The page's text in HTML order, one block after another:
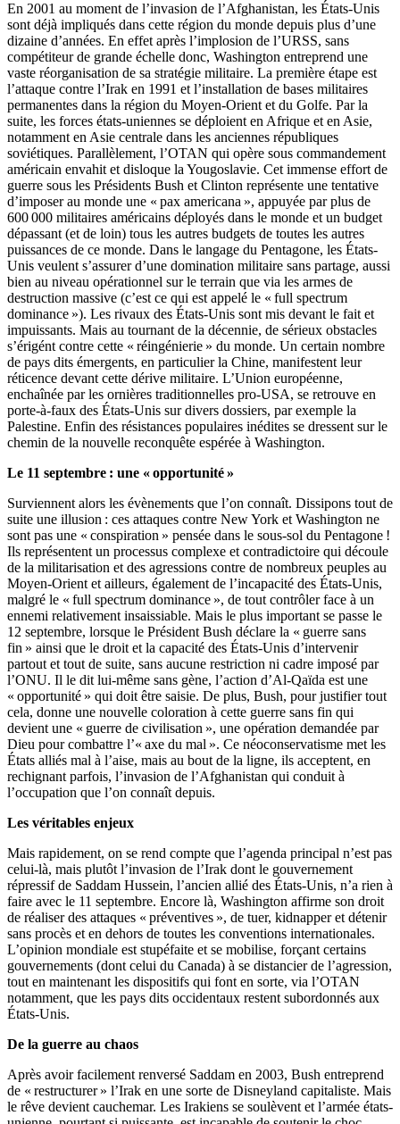
En 2001 au moment de l’invasion de l’Afghanistan, les États-Unis
sont déjà impliqués dans cette région du monde depuis plus d’une
dizaine d’années. En effet après l’implosion de l’URSS, sans
compétiteur de grande échelle donc, Washington entreprend une
vaste réorganisation de sa stratégie militaire. La première étape est
l’attaque contre l’Irak en 1991 et l’installation de bases militaires
permanentes dans la région du Moyen-Orient et du Golfe. Par la
suite, les forces états-uniennes se déploient en Afrique et en Asie,
notamment en Asie centrale dans les anciennes républiques
soviétiques. Parallèlement, l’OTAN qui opère sous commandement
américain envahit et disloque la Yougoslavie. Cet immense effort de
guerre sous les Présidents Bush et Clinton représente une tentative
d’imposer au monde une « pax americana », appuyée par plus de
600 000 militaires américains déployés dans le monde et un budget
dépassant (et de loin) tous les autres budgets de toutes les autres
puissances de ce monde. Dans le langage du Pentagone, les États-
Unis veulent s’assurer d’une domination militaire sans partage, aussi
bien au niveau opérationnel sur le terrain que via les armes de
destruction massive (c’est ce qui est appelé le « full spectrum
dominance »). Les rivaux des États-Unis sont mis devant le fait et
impuissants. Mais au tournant de la décennie, de sérieux obstacles
s’érigént contre cette « réingénierie » du monde. Un certain nombre
de pays dits émergents, en particulier la Chine, manifestent leur
réticence devant cette dérive militaire. L’Union européenne,
enchaînée par les ornières traditionnelles pro-USA, se retrouve en
porte-à-faux des États-Unis sur divers dossiers, par exemple la
Palestine. Enfin des résistances populaires inédites se dressent sur le
chemin de la nouvelle reconquête espérée à Washington.
Le 11 septembre : une « opportunité »
Surviennent alors les évènements que l’on connaît. Dissipons tout de
suite une illusion : ces attaques contre New York et Washington ne
sont pas une « conspiration » pensée dans le sous-sol du Pentagone !
Ils représentent un processus complexe et contradictoire qui découle
de la militarisation et des agressions contre de nombreux peuples au
Moyen-Orient et ailleurs, également de l’incapacité des États-Unis,
malgré le « full spectrum dominance », de tout contrôler face à un
ennemi relativement insaissiable. Mais le plus important se passe le
12 septembre, lorsque le Président Bush déclare la « guerre sans
fin » ainsi que le droit et la capacité des États-Unis d’intervenir
partout et tout de suite, sans aucune restriction ni cadre imposé par
l’ONU. Il le dit lui-même sans gène, l’action d’Al-Qaïda est une
« opportunité » qui doit être saisie. De plus, Bush, pour justifier tout
cela, donne une nouvelle coloration à cette guerre sans fin qui
devient une « guerre de civilisation », une opération demandée par
Dieu pour combattre l’« axe du mal ». Ce néoconservatisme met les
États alliés mal à l’aise, mais au bout de la ligne, ils acceptent, en
rechignant parfois, l’invasion de l’Afghanistan qui conduit à
l’occupation que l’on connaît depuis.
Les véritables enjeux
Mais rapidement, on se rend compte que l’agenda principal n’est pas
celui-là, mais plutôt l’invasion de l’Irak dont le gouvernement
répressif de Saddam Hussein, l’ancien allié des États-Unis, n’a rien à
faire avec le 11 septembre. Encore là, Washington affirme son droit
de réaliser des attaques « préventives », de tuer, kidnapper et détenir
sans procès et en dehors de toutes les conventions internationales.
L’opinion mondiale est stupéfaite et se mobilise, forçant certains
gouvernements (dont celui du Canada) à se distancier de l’agression,
tout en maintenant les dispositifs qui font en sorte, via l’OTAN
notamment, que les pays dits occidentaux restent subordonnés aux
États-Unis.
De la guerre au chaos
Après avoir facilement renversé Saddam en 2003, Bush entreprend
de « restructurer » l’Irak en une sorte de Disneyland capitaliste. Mais
le rêve devient cauchemar. Les Irakiens se soulèvent et l’armée états-